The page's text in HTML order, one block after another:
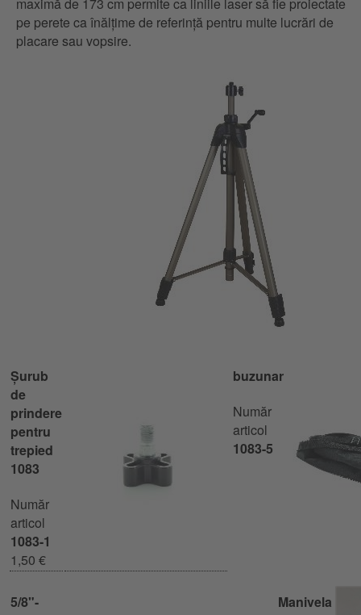
pe perete ca înălțime de referință pentru multe lucrări de
placare sau vopsire.
Șurub
de
prindere
pentru
trepied
1083
Număr
articol
1083-1
1,50 €
buzunar
Număr
articol
1083-5
5/8"-
Manivela